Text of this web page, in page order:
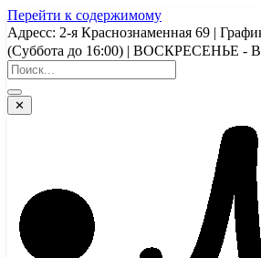
Перейти к содержимому
Адресс: 2-я Краснознаменная 69 |
(Суббота до 16:00) | ВОСКРЕСЕНЬЕ
✕